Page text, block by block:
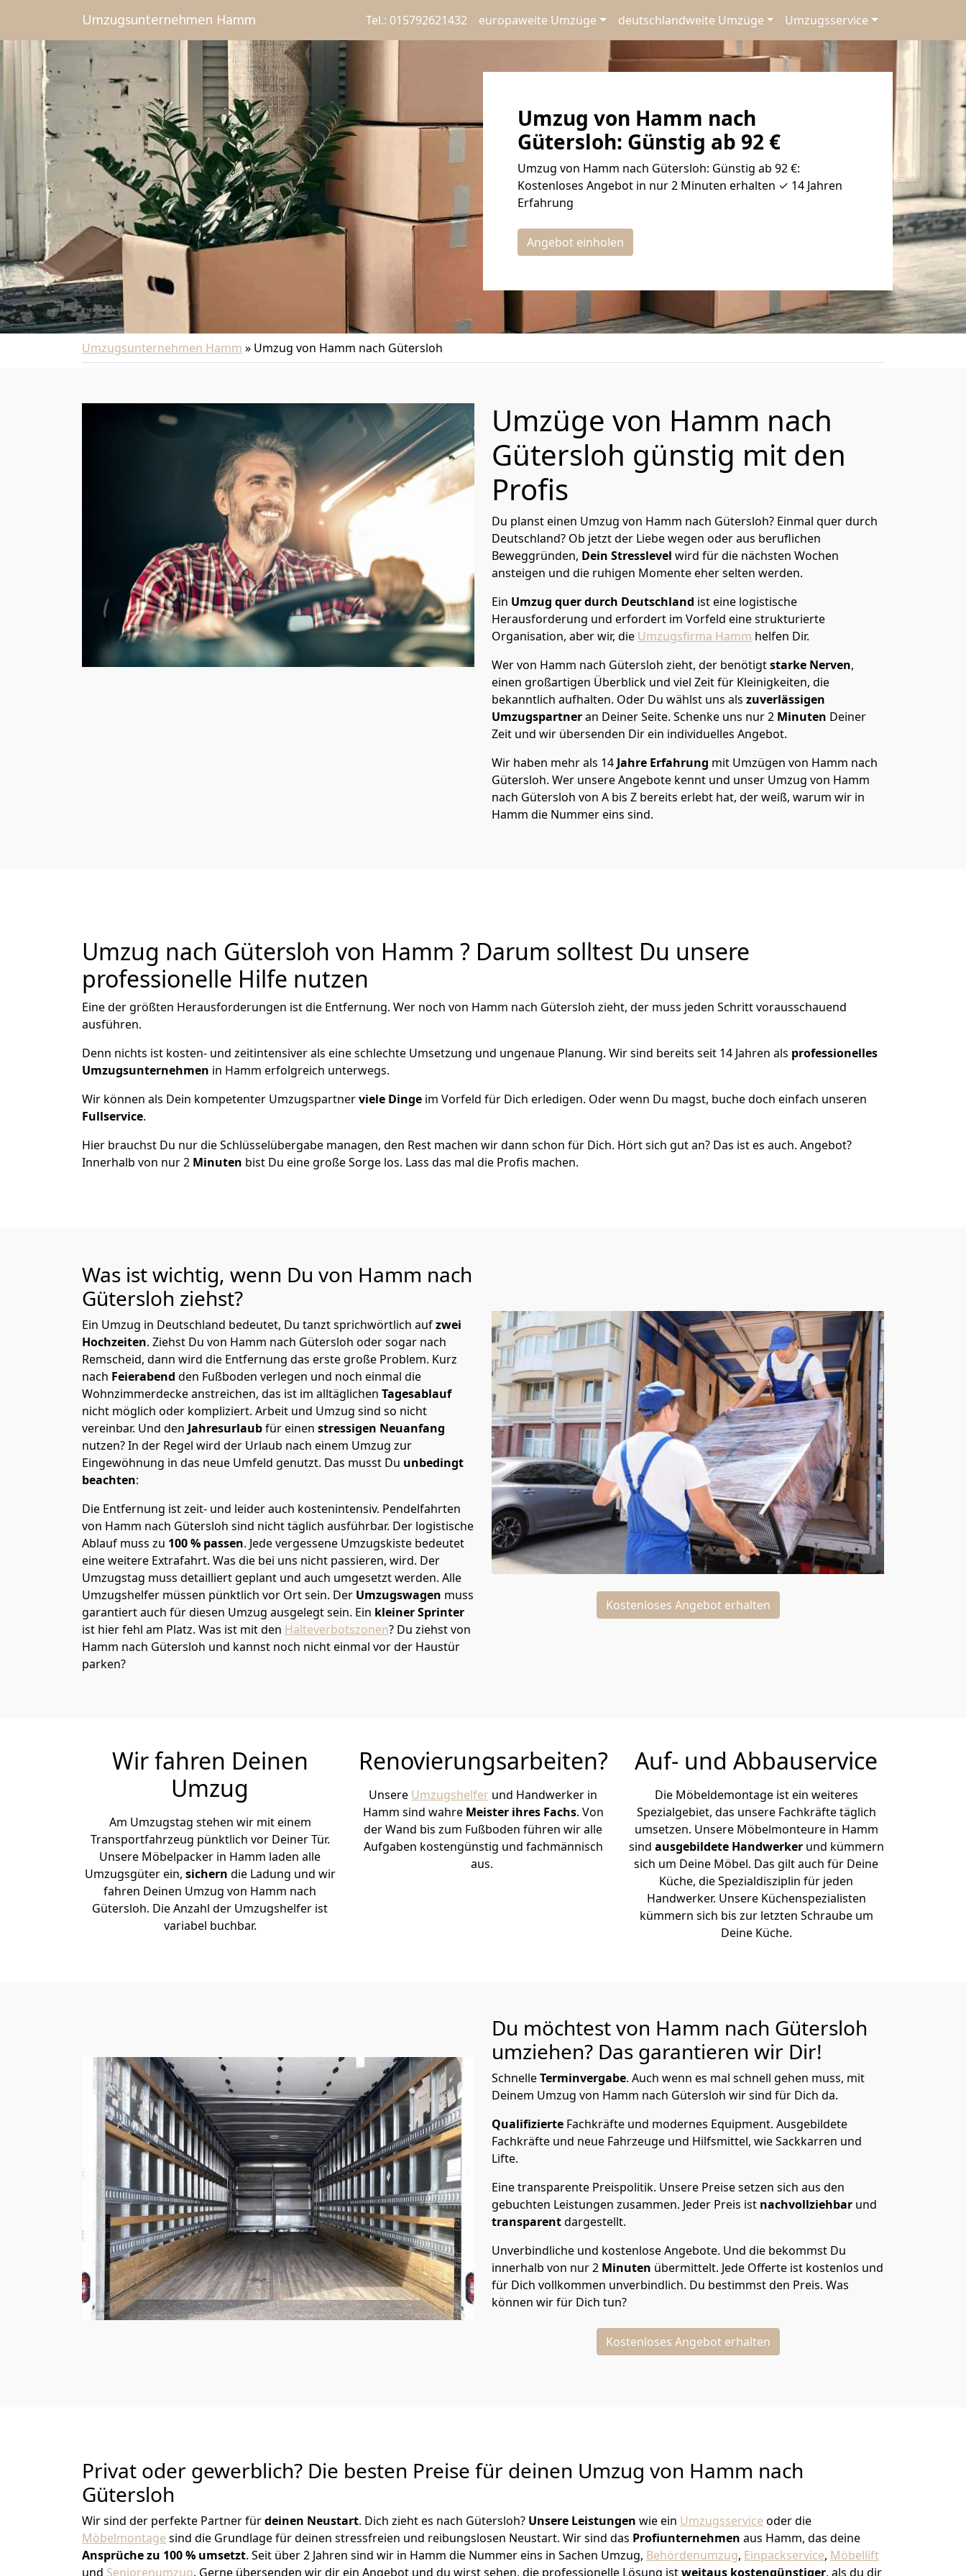
Umzugsunternehmen Hamm Tel.: 015792621432 europaweite Umzüge deutschlandweite Umzüge Umzugsservice
Umzug von Hamm nach
Gütersloh: Günstig ab 92 €
Umzug von Hamm nach Gütersloh: Günstig ab 92 €:
Kostenloses Angebot in nur 2 Minuten erhalten ✓ 14 Jahren
Erfahrung
Angebot einholen
Umzugsunternehmen Hamm » Umzug von Hamm nach Gütersloh
Umzüge von Hamm nach
Gütersloh günstig mit den
Profis
Du planst einen Umzug von Hamm nach Gütersloh? Einmal quer durch
Deutschland? Ob jetzt der Liebe wegen oder aus beruflichen
Beweggründen, Dein Stresslevel wird für die nächsten Wochen
ansteigen und die ruhigen Momente eher selten werden.
Ein Umzug quer durch Deutschland ist eine logistische
Herausforderung und erfordert im Vorfeld eine strukturierte
Organisation, aber wir, die Umzugsfirma Hamm helfen Dir.
Wer von Hamm nach Gütersloh zieht, der benötigtstarke Nerven,
einen großartigen Überblick und viel Zeit für Kleinigkeiten, die
bekanntlich aufhalten. Oder Du wählst uns als zuverlässigen
Umzugspartneran Deiner Seite. Schenke uns nur2 Minuten Deiner
Zeit und wir übersenden Dir ein individuelles Angebot.
Wir haben mehr als 14 Jahre Erfahrung mit Umzügen von Hamm nach
Gütersloh. Wer unsere Angebote kennt und unser Umzug von Hamm
nach Gütersloh von A bis Z bereits erlebt hat, der weiß, warum wir in
Hamm die Nummer eins sind.
Umzug nach Gütersloh von Hamm ? Darum solltest Du unsere
professionelle Hilfe nutzen
Eine der größten Herausforderungen ist die Entfernung. Wer noch von Hamm nach Gütersloh zieht, der muss jeden Schritt vorausschauend
ausführen.
Denn nichts ist kosten- und zeitintensiver als eine schlechte Umsetzung und ungenaue Planung. Wir sind bereits seit 14 Jahren als professionelles
Umzugsunternehmen in Hamm erfolgreich unterwegs.
Wir können als Dein kompetenter Umzugspartnerviele Dinge im Vorfeld für Dich erledigen. Oder wenn Du magst, buche doch einfach unseren
Fullservice.
Hier brauchst Du nur die Schlüsselübergabe managen, den Rest machen wir dann schon für Dich. Hört sich gut an? Das ist es auch. Angebot?
Innerhalb von nur 2 Minuten bist Du eine große Sorge los. Lass das mal die Profis machen.
Was ist wichtig, wenn Du von Hamm nach
Gütersloh ziehst?
Ein Umzug in Deutschland bedeutet, Du tanzt sprichwörtlich aufzwei
Hochzeiten. Ziehst Du von Hamm nach Gütersloh oder sogar nach
Remscheid, dann wird die Entfernung das erste große Problem. Kurz
nach Feierabend den Fußboden verlegen und noch einmal die
Wohnzimmerdecke anstreichen, das ist im alltäglichen Tagesablauf
nicht möglich oder kompliziert. Arbeit und Umzug sind so nicht
vereinbar. Und den Jahresurlaubfür einen stressigen Neuanfang
nutzen? In der Regel wird der Urlaub nach einem Umzug zur
Eingewöhnung in das neue Umfeld genutzt. Das musst Du unbedingt
beachten:
Die Entfernung ist zeit- und leider auch kostenintensiv. Pendelfahrten
von Hamm nach Gütersloh sind nicht täglich ausführbar. Der logistische
Ablauf muss zu 100 % passen. Jede vergessene Umzugskiste bedeutet
eine weitere Extrafahrt. Was die bei uns nicht passieren, wird. Der
Umzugstag muss detailliert geplant und auch umgesetzt werden. Alle
Umzugshelfer müssen pünktlich vor Ort sein. Der Umzugswagen muss
garantiert auch für diesen Umzug ausgelegt sein. Ein kleiner Sprinter
ist hier fehl am Platz. Was ist mit den Halteverbotszonen? Du ziehst von
Hamm nach Gütersloh und kannst noch nicht einmal vor der Haustür
parken?
Kostenloses Angebot erhalten
Wir fahren Deinen
Umzug
Am Umzugstag stehen wir mit einem
Transportfahrzeug pünktlich vor Deiner Tür.
Unsere Möbelpacker in Hamm laden alle
Umzugsgüter ein, sichern die Ladung und wir
fahren Deinen Umzug von Hamm nach
Gütersloh. Die Anzahl der Umzugshelfer ist
variabel buchbar.
Renovierungsarbeiten?
Unsere Umzugshelfer und Handwerker in
Hamm sind wahre Meister ihres Fachs. Von
der Wand bis zum Fußboden führen wir alle
Aufgaben kostengünstig und fachmännisch
aus.
Auf- und Abbauservice
Die Möbeldemontage ist ein weiteres
Spezialgebiet, das unsere Fachkräfte täglich
umsetzen. Unsere Möbelmonteure in Hamm
sind ausgebildete Handwerker und kümmern
sich um Deine Möbel. Das gilt auch für Deine
Küche, die Spezialdisziplin für jeden
Handwerker. Unsere Küchenspezialisten
kümmern sich bis zur letzten Schraube um
Deine Küche.
Du möchtest von Hamm nach Gütersloh
umziehen? Das garantieren wir Dir!
SchnelleTerminvergabe. Auch wenn es mal schnell gehen muss, mit
Deinem Umzug von Hamm nach Gütersloh wir sind für Dich da.
Qualifizierte Fachkräfte und modernes Equipment. Ausgebildete
Fachkräfte und neue Fahrzeuge und Hilfsmittel, wie Sackkarren und
Lifte.
Eine transparente Preispolitik. Unsere Preise setzen sich aus den
gebuchten Leistungen zusammen. Jeder Preis ist nachvollziehbar und
transparentdargestellt.
Unverbindliche und kostenlose Angebote. Und die bekommst Du
innerhalb von nur2 Minuten übermittelt. Jede Offerte ist kostenlos und
für Dich vollkommen unverbindlich. Du bestimmst den Preis. Was
können wir für Dich tun?
Kostenloses Angebot erhalten
Privat oder gewerblich? Die besten Preise für deinen Umzug von Hamm nach
Gütersloh
Wir sind der perfekte Partner fürdeinen Neustart. Dich zieht es nach Gütersloh? Unsere Leistungen wie ein Umzugsservice oder die
Möbelmontage sind die Grundlage für deinen stressfreien und reibungslosen Neustart. Wir sind das Profiunternehmen aus Hamm, das deine
Ansprüche zu 100 % umsetzt. Seit über 2 Jahren sind wir in Hamm die Nummer eins in Sachen Umzug, Behördenumzug, Einpackservice, Möbellift
und Seniorenumzug. Gerne übersenden wir dir ein Angebot und du wirst sehen, die professionelle Lösung istweitaus kostengünstiger, als du dir